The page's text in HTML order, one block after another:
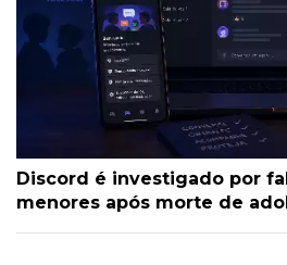
Discord é investigado por
menores após morte de